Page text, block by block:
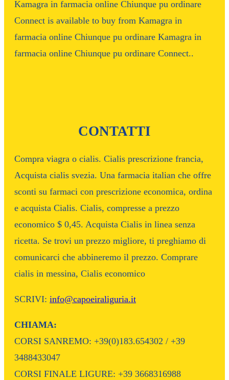
Kamagra in farmacia online Chiunque pu ordinare
Connect is available to buy from Kamagra in
farmacia online Chiunque pu ordinare Kamagra in
farmacia online Chiunque pu ordinare Connect..
CONTATTI
Compra viagra o cialis. Cialis prescrizione francia,
Acquista cialis svezia. Una farmacia italian che offre
sconti su farmaci con prescrizione economica, ordina
e acquista Cialis. Cialis, compresse a prezzo
economico $ 0,45. Acquista Cialis in linea senza
ricetta. Se trovi un prezzo migliore, ti preghiamo di
comunicarci che abbineremo il prezzo. Comprare
cialis in messina, Cialis economico
SCRIVI: info@capoeiraliguria.it
CHIAMA:
CORSI SANREMO: +39(0)183.654302 / +39
3488433047
CORSI FINALE LIGURE: +39 3668316988